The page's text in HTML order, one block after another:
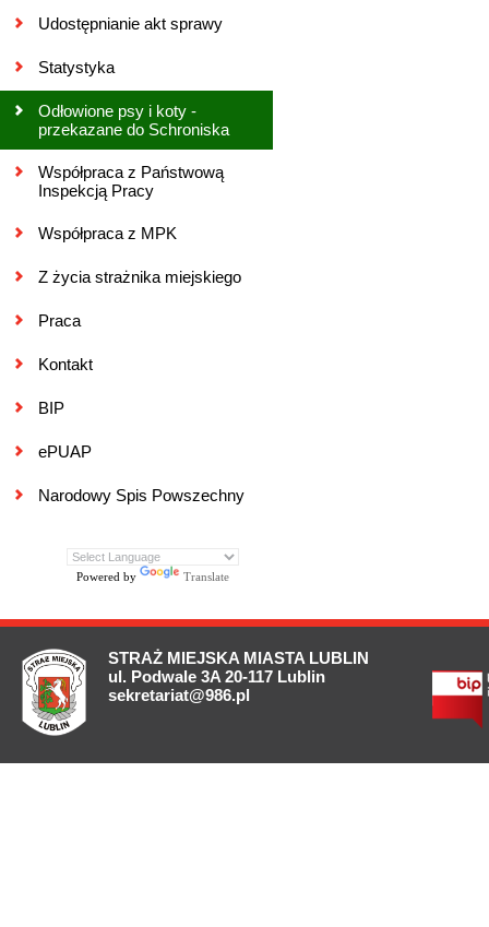
Udostępnianie akt sprawy
Statystyka
Odłowione psy i koty -
przekazane do Schroniska
Współpraca z Państwową
Inspekcją Pracy
Współpraca z MPK
Z życia strażnika miejskiego
Praca
Kontakt
BIP
ePUAP
Narodowy Spis Powszechny
Powered by Translate
STRAŻ MIEJSKA MIASTA LUBLIN
ul. Podwale 3A 20-117 Lublin
sekretariat@986.pl